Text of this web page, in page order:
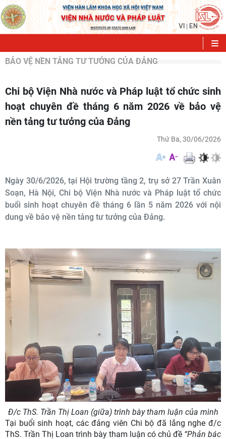
VI | EN
BẢO VỆ NỀN TẢNG TƯ TƯỞNG CỦA ĐẢNG
Chi bộ Viện Nhà nước và Pháp luật tổ chức sinh
hoạt chuyên đề tháng 6 năm 2026 về bảo vệ
nền tảng tư tưởng của Đảng
Thứ Ba, 30/06/2026
Ngày 30/6/2026, tại Hội trường tầng 2, trụ sở 27 Trần Xuân
Soạn, Hà Nội, Chi bộ Viện Nhà nước và Pháp luật tổ chức
buổi sinh hoạt chuyên đề tháng 6 lần 5 năm 2026 với nội
dung về bảo vệ nền tảng tư tưởng của Đảng.
Đ/c ThS. Trần Thị Loan (giữa) trình bày tham luận của mình
Tại buổi sinh hoạt, các đảng viên Chi bộ đã lắng nghe đ/c
ThS. Trần Thị Loan trình bày tham luận có chủ đề “Phản bác